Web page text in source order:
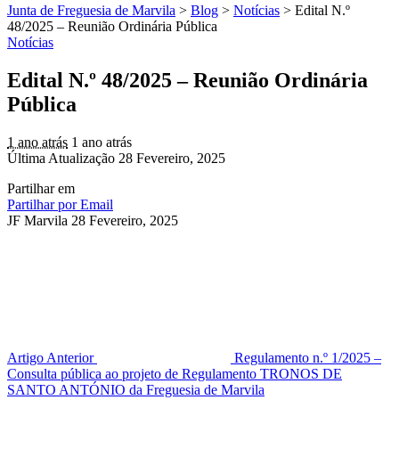
Junta de Freguesia de Marvila > Blog > Notícias > Edital N.º
48/2025 – Reunião Ordinária Pública
Notícias
Edital N.º 48/2025 – Reunião Ordinária
Pública
1 ano atrás 1 ano atrás
Última Atualização 28 Fevereiro, 2025
Partilhar em
Partilhar por Email
JF Marvila 28 Fevereiro, 2025
Artigo Anterior
Regulamento n.º 1/2025 –
Consulta pública ao projeto de Regulamento TRONOS DE
SANTO ANTÓNIO da Freguesia de Marvila